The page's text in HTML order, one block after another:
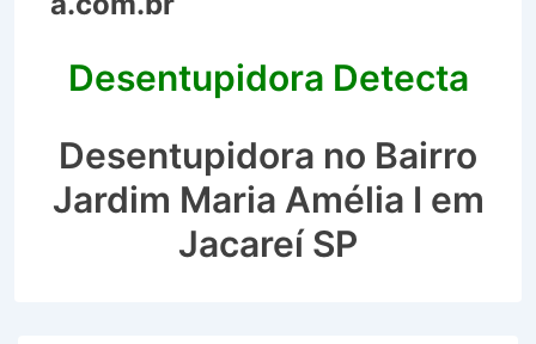
Desentupidora Detecta
Desentupidora no Bairro
Jardim Maria Amélia I em
Jacareí SP